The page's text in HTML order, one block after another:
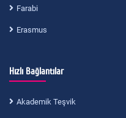
Farabi
Erasmus
Hızlı Bağlantılar
Akademik Teşvik